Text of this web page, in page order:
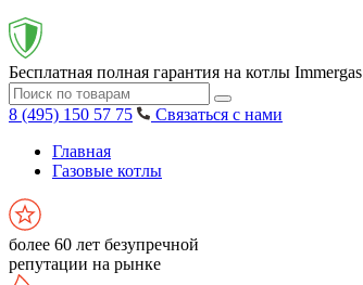
Бесплатная полная гарантия на котлы Immergas
8 (495) 150 57 75
Связаться с нами
Главная
Газовые котлы
более 60 лет безупречной
репутации на рынке